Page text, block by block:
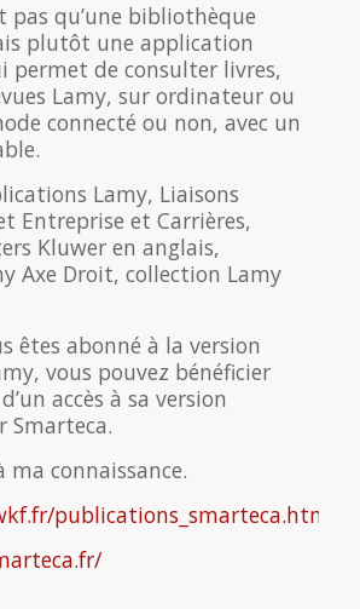
pas qu’une bibliothèque
plutôt une application
permet de consulter livres,
Lamy, sur ordinateur ou
connecté ou non, avec un
Lamy, Liaisons
Entreprise et Carrières,
Kluwer en anglais,
Axe Droit, collection Lamy
êtes abonné à la version
vous pouvez bénéficier
accès à sa version
Smarteca.
ma connaissance.
publications_smarteca.html